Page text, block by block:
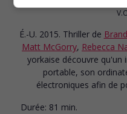
É.-U. 2015. Thriller de
Matt McGorry, Rebecca
yorkaise découvre qu'un
portable, son
électroniques afin de
Durée: 81 min.